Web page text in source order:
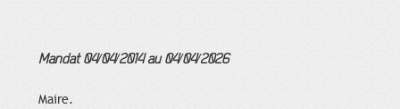
Mandat 04/04/2014 au 04/04/2026
Maire.